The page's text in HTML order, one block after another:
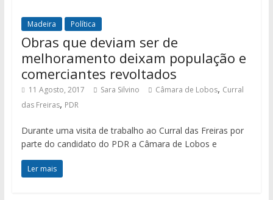
Madeira Política
Obras que deviam ser de
melhoramento deixam população e
comerciantes revoltados
11 Agosto, 2017 Sara Silvino Câmara de Lobos, Curral
das Freiras, PDR
Durante uma visita de trabalho ao Curral das Freiras por
parte do candidato do PDR a Câmara de Lobos e
Ler mais